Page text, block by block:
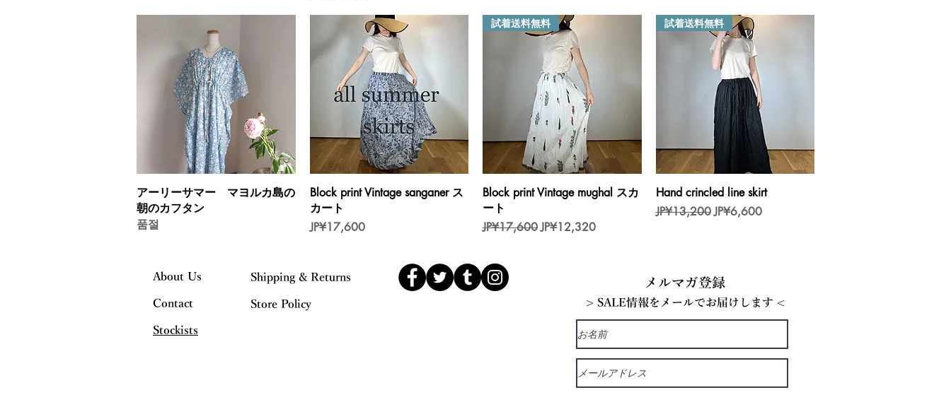
제품보기
アーリーサマー マヨルカ島の
朝のカフタン
품절
제품보기
Block print Vintage sanganer ス
カート
가격
JP¥17,600
제품보기
試着送料無料
Block print Vintage mughal スカ
ート
일반가
JP¥17,600할인가
JP¥12,320
제품보기
試着送料無料
Hand crincled line skirt
일반가
JP¥13,200할인가
JP¥6,600
About Us
Contact
Stockists
Shipping & Returns
Store Policy
メルマガ登録
> SALE情報をメールでお届けします <